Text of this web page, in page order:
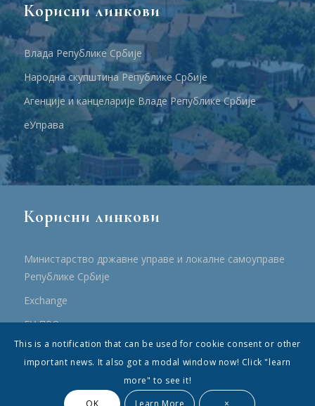
Корисни линкови
Влада Републике Србије
Народна скупштина Републике Србије
Агенције и канцеларије Владе Републике Србије
еУправа
Корисни линкови
Министарство државне управе и локалне самоуправе
Републике Србије
Еxchange
ЕУ ПРО
ПРРР
This is a notification that can be used for cookie consent or other
important news. It also got a modal window now! Click "learn
more" to see it!